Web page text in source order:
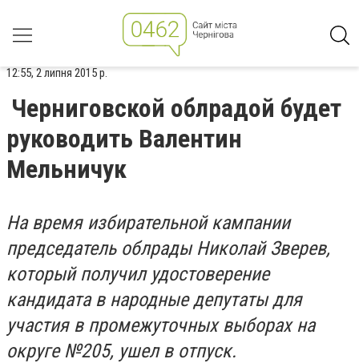
12:55, 2 липня 2015 р.
Черниговской облрадой будет
руководить Валентин
Мельничук
На время избирательной кампании
председатель облрады Николай Зверев,
который получил удостоверение
кандидата в народные депутаты для
участия в промежуточных выборах на
округе №205, ушел в отпуск.